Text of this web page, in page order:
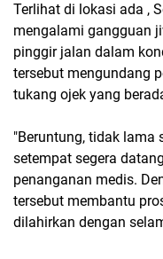
Terlihat di lokasi ada ,
mengalami gangguan
pinggir jalan dalam
tersebut mengundang
tukang ojek yang
"Beruntung, tidak lama
setempat segera
penanganan medis.
tersebut membantu
dilahirkan dengan